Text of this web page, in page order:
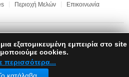
Περιοχή Μελών Επικοινωνία
Γη" | All rights reserved | Development by
LEONweb
εξατομικευμένη εμπειρία στο site
cookies.
περισσότερα...